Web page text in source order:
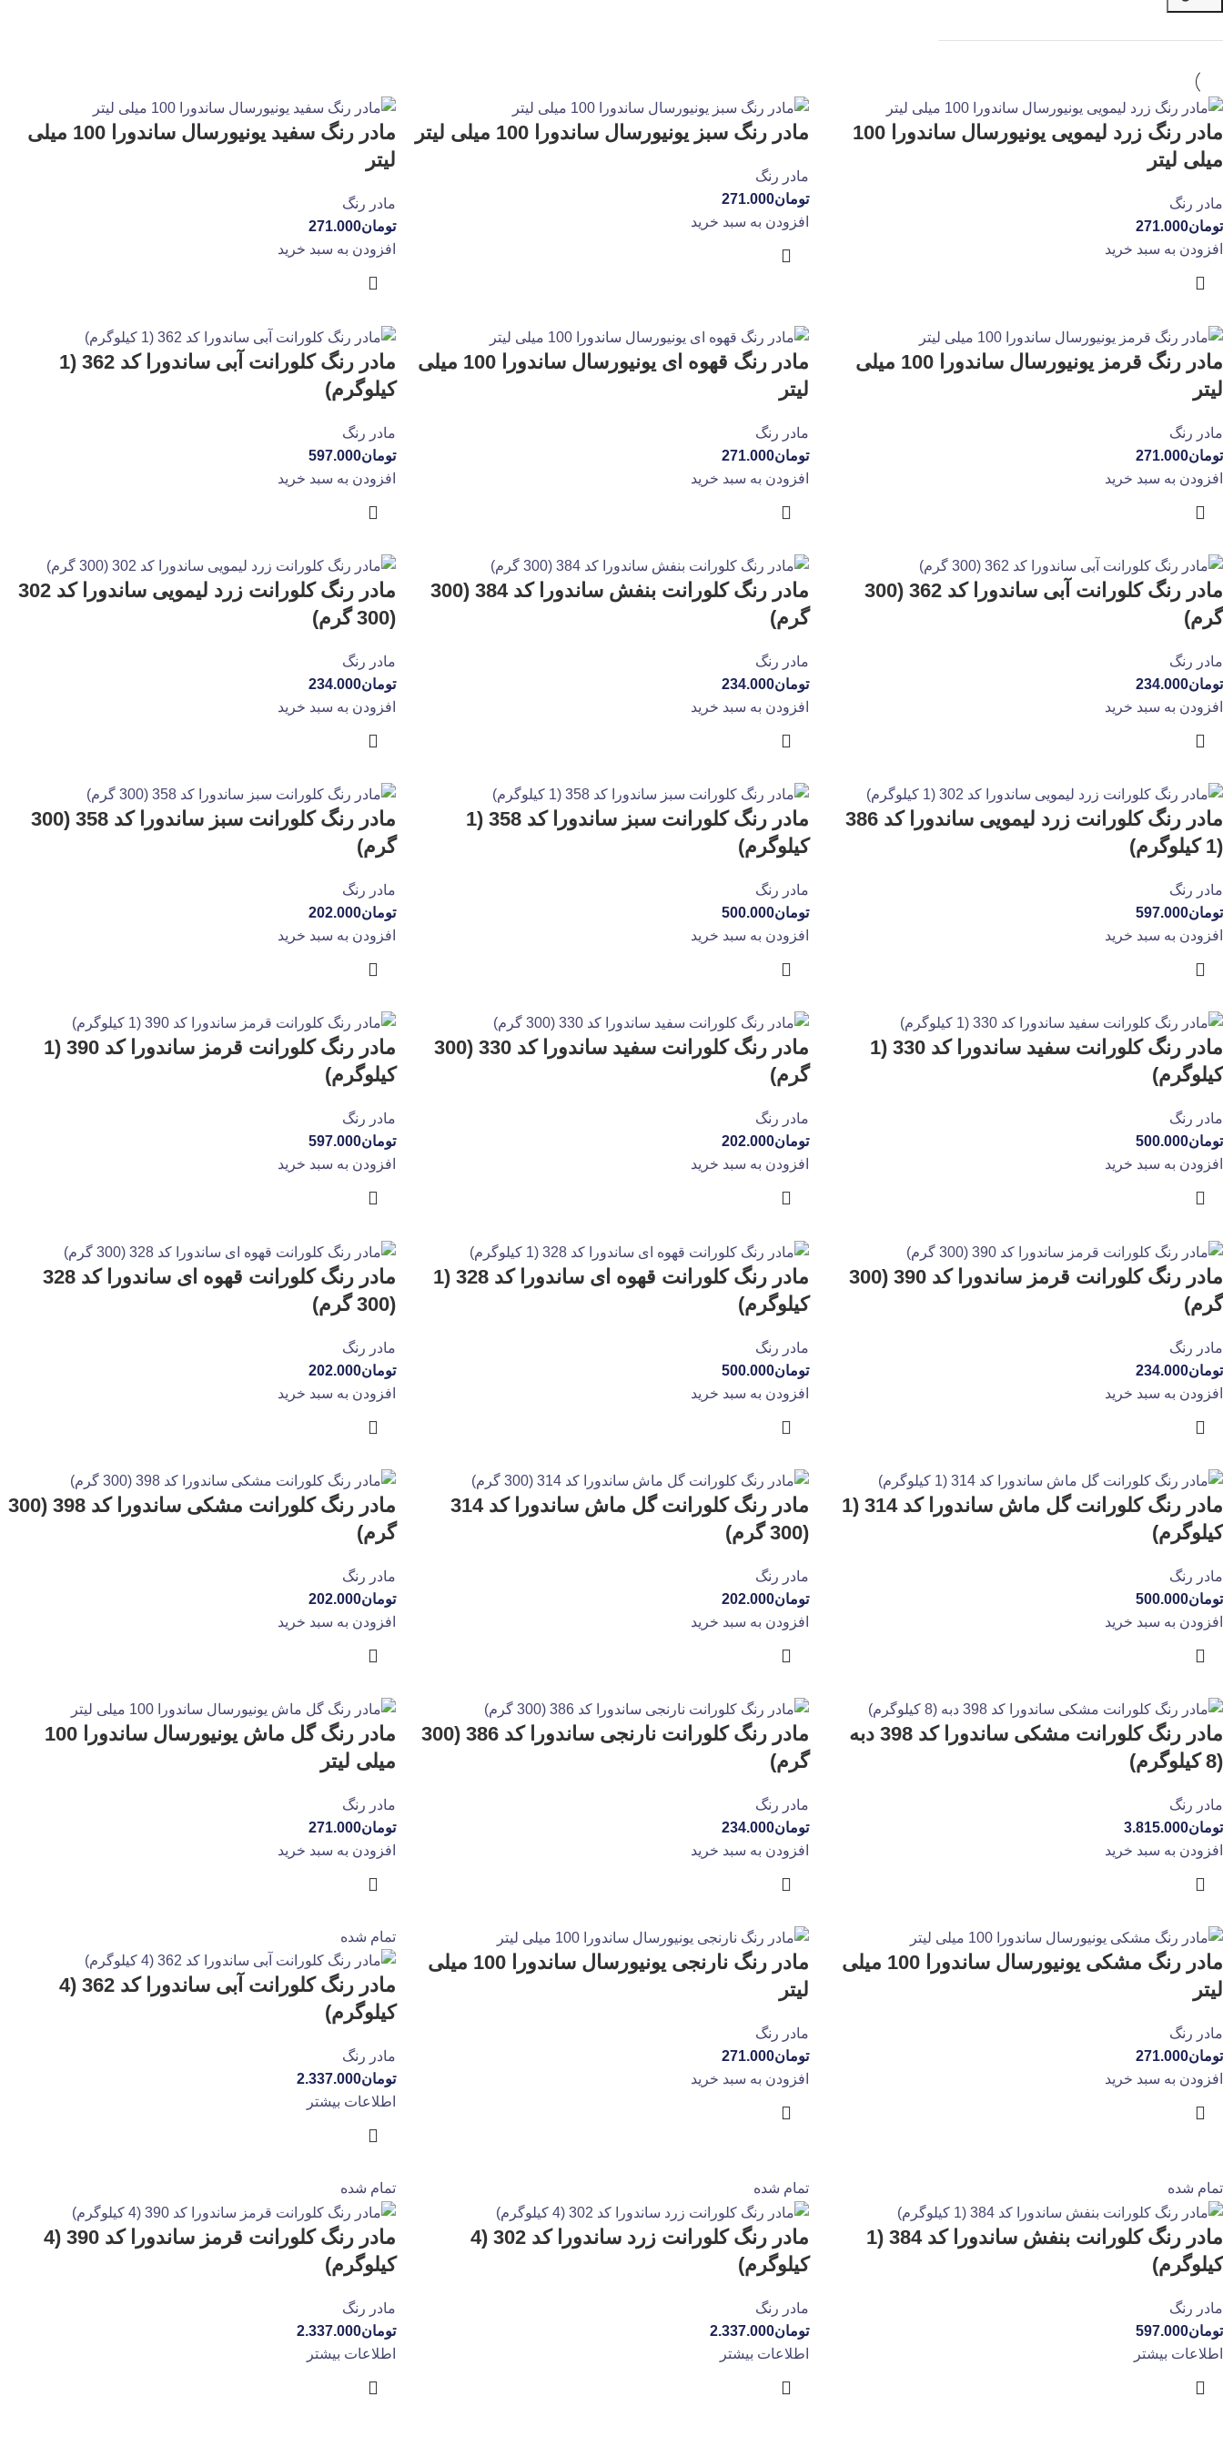
مادر رنگ زرد لیمویی یونیورسال ساندورا 100
میلی لیتر
مادر رنگ
تومان271.000
افزودن به سبد خرید
مادر رنگ سبز یونیورسال ساندورا 100 میلی لیتر
مادر رنگ
تومان271.000
افزودن به سبد خرید
مادر رنگ سفید یونیورسال ساندورا 100 میلی
لیتر
مادر رنگ
تومان271.000
افزودن به سبد خرید
مادر رنگ قرمز یونیورسال ساندورا 100 میلی
لیتر
مادر رنگ
تومان271.000
افزودن به سبد خرید
مادر رنگ قهوه ای یونیورسال ساندورا 100 میلی
لیتر
مادر رنگ
تومان271.000
افزودن به سبد خرید
مادر رنگ کلورانت آبی ساندورا کد 362 (1
کیلوگرم)
مادر رنگ
تومان597.000
افزودن به سبد خرید
مادر رنگ کلورانت آبی ساندورا کد 362 (300
گرم)
مادر رنگ
تومان234.000
افزودن به سبد خرید
مادر رنگ کلورانت بنفش ساندورا کد 384 (300
گرم)
مادر رنگ
تومان234.000
افزودن به سبد خرید
مادر رنگ کلورانت زرد لیمویی ساندورا کد 302
(300 گرم)
مادر رنگ
تومان234.000
افزودن به سبد خرید
مادر رنگ کلورانت زرد لیمویی ساندورا کد 386
(1 کیلوگرم)
مادر رنگ
تومان597.000
افزودن به سبد خرید
مادر رنگ کلورانت سبز ساندورا کد 358 (1
کیلوگرم)
مادر رنگ
تومان500.000
افزودن به سبد خرید
مادر رنگ کلورانت سبز ساندورا کد 358 (300
گرم)
مادر رنگ
تومان202.000
افزودن به سبد خرید
مادر رنگ کلورانت سفید ساندورا کد 330 (1
کیلوگرم)
مادر رنگ
تومان500.000
افزودن به سبد خرید
مادر رنگ کلورانت سفید ساندورا کد 330 (300
گرم)
مادر رنگ
تومان202.000
افزودن به سبد خرید
مادر رنگ کلورانت قرمز ساندورا کد 390 (1
کیلوگرم)
مادر رنگ
تومان597.000
افزودن به سبد خرید
مادر رنگ کلورانت قرمز ساندورا کد 390 (300
گرم)
مادر رنگ
تومان234.000
افزودن به سبد خرید
مادر رنگ کلورانت قهوه ای ساندورا کد 328 (1
کیلوگرم)
مادر رنگ
تومان500.000
افزودن به سبد خرید
مادر رنگ کلورانت قهوه ای ساندورا کد 328
(300 گرم)
مادر رنگ
تومان202.000
افزودن به سبد خرید
مادر رنگ کلورانت گل ماش ساندورا کد 314 (1
کیلوگرم)
مادر رنگ
تومان500.000
افزودن به سبد خرید
مادر رنگ کلورانت گل ماش ساندورا کد 314
(300 گرم)
مادر رنگ
تومان202.000
افزودن به سبد خرید
مادر رنگ کلورانت مشکی ساندورا کد 398 (300
گرم)
مادر رنگ
تومان202.000
افزودن به سبد خرید
مادر رنگ کلورانت مشکی ساندورا کد 398 دبه
(8 کیلوگرم)
مادر رنگ
تومان3.815.000
افزودن به سبد خرید
مادر رنگ کلورانت نارنجی ساندورا کد 386 (300
گرم)
مادر رنگ
تومان234.000
افزودن به سبد خرید
مادر رنگ گل ماش یونیورسال ساندورا 100
میلی لیتر
مادر رنگ
تومان271.000
افزودن به سبد خرید
مادر رنگ مشکی یونیورسال ساندورا 100 میلی
لیتر
مادر رنگ
تومان271.000
افزودن به سبد خرید
مادر رنگ نارنجی یونیورسال ساندورا 100 میلی
لیتر
مادر رنگ
تومان271.000
افزودن به سبد خرید
تمام شده
مادر رنگ کلورانت آبی ساندورا کد 362 (4
کیلوگرم)
مادر رنگ
تومان2.337.000
اطلاعات بیشتر
تمام شده
مادر رنگ کلورانت بنفش ساندورا کد 384 (1
کیلوگرم)
مادر رنگ
تومان597.000
اطلاعات بیشتر
تمام شده
مادر رنگ کلورانت زرد ساندورا کد 302 (4
کیلوگرم)
مادر رنگ
تومان2.337.000
اطلاعات بیشتر
تمام شده
مادر رنگ کلورانت قرمز ساندورا کد 390 (4
کیلوگرم)
مادر رنگ
تومان2.337.000
اطلاعات بیشتر